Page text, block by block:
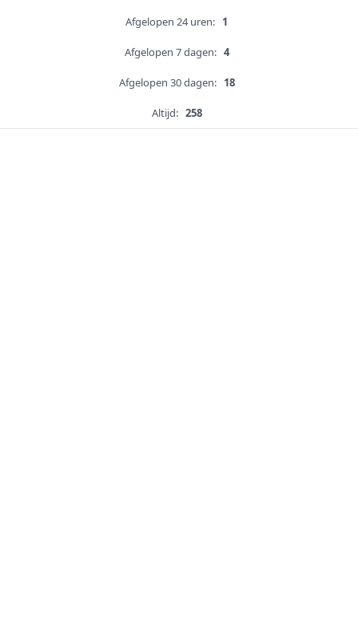
Afgelopen 24 uren: 1
Afgelopen 7 dagen: 4
Afgelopen 30 dagen: 18
Altijd: 258